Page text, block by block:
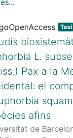
en
de
de la Facultad de
Universidad de
objetivo ha
viable a las
de campo
a toda
sus
Tesi
L.
Pax a la
el
afins
de